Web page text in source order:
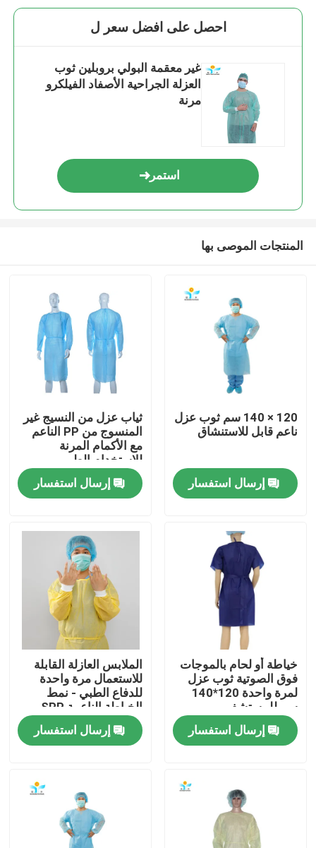
مسكن
منتجات
معلومات عنا
جولة في المعمل
مراقبة الجودة
اتصل بنا
اطلب اقتباس
بذلات واقية يمكن التخلص منها
معطف واقي يمكن التخلص منه
احصل على افضل سعر ل
غير معقمة البولي بروبلين ثوب
العزلة الجراحية الأصفاد الفيلكرو
مرنة
استمر
المنتجات الموصى بها
120 × 140 سم ثوب عزل
ناعم قابل للاستنشاق
إرسال استفسار
ثياب عزل من النسيج غير
المنسوج من PP الناعم
مع الأكمام المرنة
للاستخدام الطبي
إرسال استفسار
خياطة أو لحام بالموجات
فوق الصوتية ثوب عزل
لمرة واحدة 120*140
سم للمستشفى
إرسال استفسار
الملابس العازلة القابلة
للاستعمال مرة واحدة
للدفاع الطبي - نمط
الخياطة الناعمة SPP
SMS
إرسال استفسار